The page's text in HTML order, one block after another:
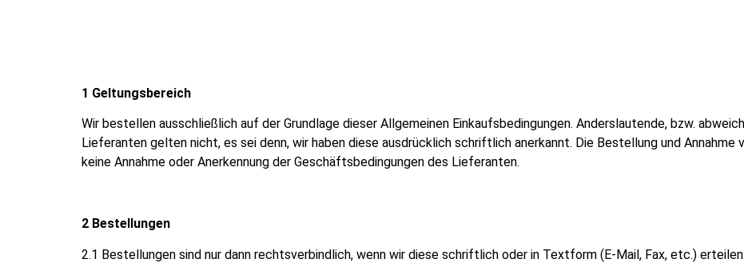
1 Geltungsbereich
Wir bestellen ausschließlich auf der Grundlage dieser Allgemeinen Einkaufsbedingungen. Anderslautende, bzw.
Lieferanten gelten nicht, es sei denn, wir haben diese ausdrücklich schriftlich anerkannt. Die Bestellung und
keine Annahme oder Anerkennung der Geschäftsbedingungen des Lieferanten.
2 Bestellungen
2.1 Bestellungen sind nur dann rechtsverbindlich, wenn wir diese schriftlich oder in Textform (E-Mail, Fax, etc.)